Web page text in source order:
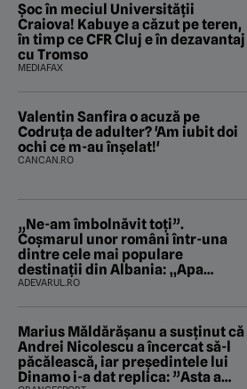
Șoc în meciul Universității
Craiova! Kabuye a căzut pe teren,
în timp ce CFR Cluj e în dezavantaj
cu Tromso
MEDIAFAX
Valentin Sanfira o acuză pe
Codruța de adulter? 'Am iubit doi
ochi ce m-au înșelat!'
CANCAN.RO
„Ne-am îmbolnăvit toți”.
Coșmarul unor români într-una
dintre cele mai populare
destinații din Albania: „Apa
mirosea a canalizare”
ADEVARUL.RO
Marius Măldărăşanu a susţinut că
Andrei Nicolescu a încercat să-l
păcălească, iar preşedintele lui
Dinamo i-a dat replica: ”Asta a